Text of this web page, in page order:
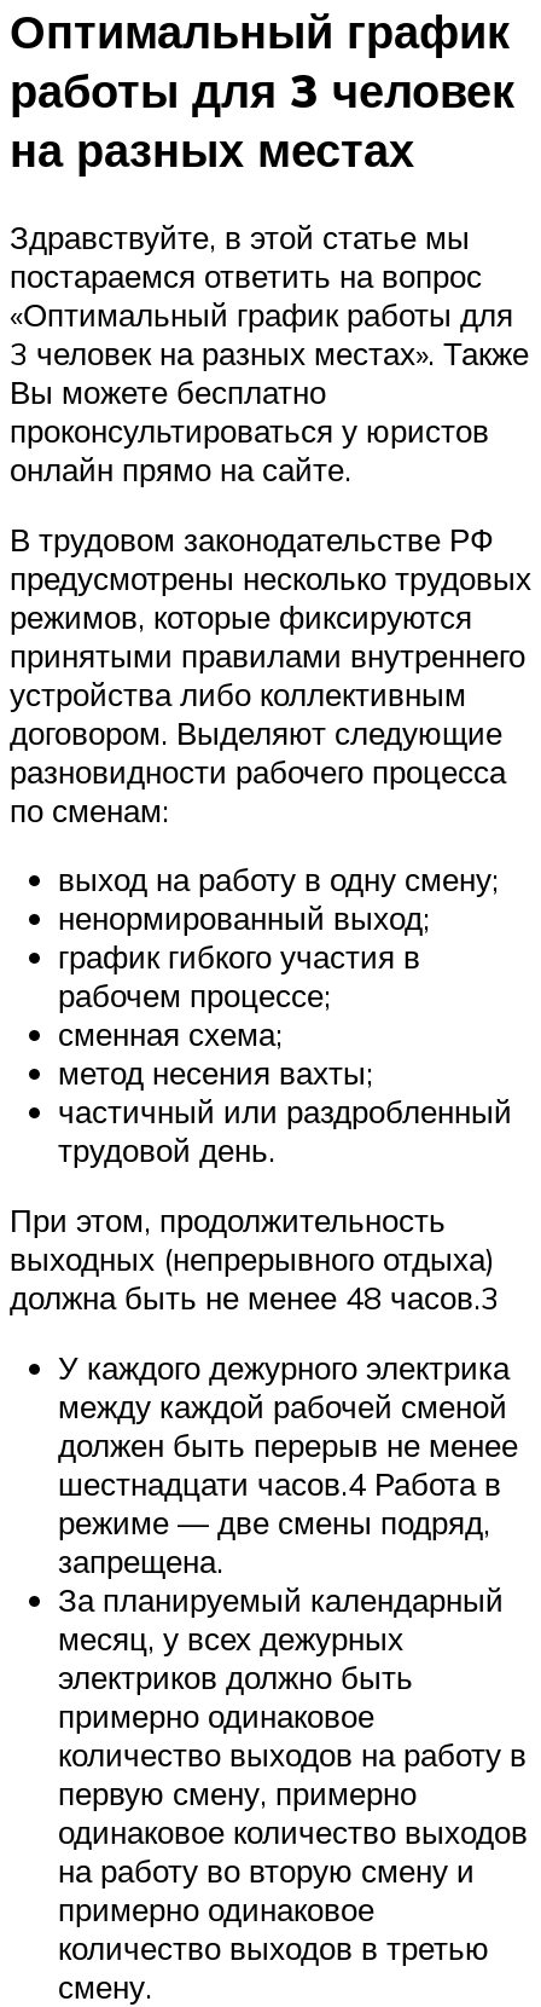
Оптимальный график
работы для 3 человек
на разных местах
Здравствуйте, в этой статье мы
постараемся ответить на вопрос
«Оптимальный график работы для
3 человек на разных местах». Также
Вы можете бесплатно
проконсультироваться у юристов
онлайн прямо на сайте.
В трудовом законодательстве РФ
предусмотрены несколько трудовых
режимов, которые фиксируются
принятыми правилами внутреннего
устройства либо коллективным
договором. Выделяют следующие
разновидности рабочего процесса
по сменам:
выход на работу в одну смену;
ненормированный выход;
график гибкого участия в
рабочем процессе;
сменная схема;
метод несения вахты;
частичный или раздробленный
трудовой день.
При этом, продолжительность
выходных (непрерывного отдыха)
должна быть не менее 48 часов.3
У каждого дежурного электрика
между каждой рабочей сменой
должен быть перерыв не менее
шестнадцати часов.4 Работа в
режиме — две смены подряд,
запрещена.
За планируемый календарный
месяц, у всех дежурных
электриков должно быть
примерно одинаковое
количество выходов на работу в
первую смену, примерно
одинаковое количество выходов
на работу во вторую смену и
примерно одинаковое
количество выходов в третью
смену.